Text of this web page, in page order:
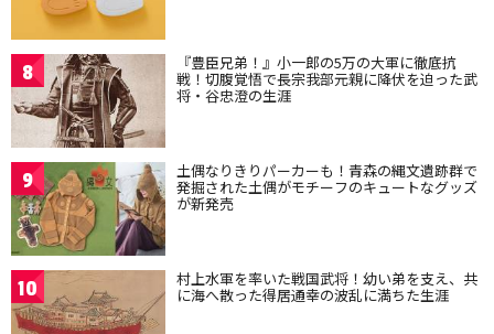
8 『豊臣兄弟！』小一郎の5万の大軍に徹底抗
戦！切腹覚悟で長宗我部元親に降伏を迫った武
将・谷忠澄の生涯
9 土偶なりきりパーカーも！青森の縄文遺跡群で
発掘された土偶がモチーフのキュートなグッズ
が新発売
10 村上水軍を率いた戦国武将！幼い弟を支え、共
に海へ散った得居通幸の波乱に満ちた生涯